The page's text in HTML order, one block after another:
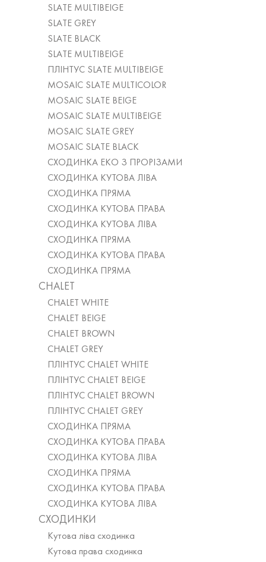
SLATE MULTIBEIGE
SLATE GREY
SLATE BLACK
SLATE MULTIBEIGE
ПЛІНТУС SLATE MULTIBEIGE
MOSAIC SLATE MULTICOLOR
MOSAIC SLATE BEIGE
MOSAIC SLATE MULTIBEIGE
MOSAIC SLATE GREY
MOSAIC SLATE BLACK
СХОДИНКА ЕКО З ПРОРІЗАМИ
СХОДИНКА КУТОВА ЛІВА
СХОДИНКА ПРЯМА
СХОДИНКА КУТОВА ПРАВА
СХОДИНКА КУТОВА ЛІВА
СХОДИНКА ПРЯМА
СХОДИНКА КУТОВА ПРАВА
СХОДИНКА ПРЯМА
CHALET
CHALET WHITE
CHALET BEIGE
CHALET BROWN
CHALET GREY
ПЛІНТУС CHALET WHITE
ПЛІНТУС CHALET BEIGE
ПЛІНТУС CHALET BROWN
ПЛІНТУС CHALET GREY
СХОДИНКА ПРЯМА
СХОДИНКА КУТОВА ПРАВА
СХОДИНКА КУТОВА ЛІВА
СХОДИНКА ПРЯМА
СХОДИНКА КУТОВА ПРАВА
СХОДИНКА КУТОВА ЛІВА
СХОДИНКИ
Кутова ліва сходинка
Кутова права сходинка